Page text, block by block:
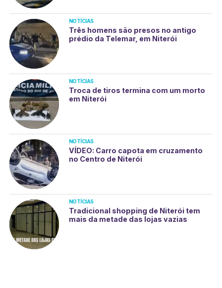
NOTÍCIAS
Três homens são presos no antigo
prédio da Telemar, em Niterói
NOTÍCIAS
Troca de tiros termina com um morto
em Niterói
NOTÍCIAS
VÍDEO: Carro capota em cruzamento
no Centro de Niterói
NOTÍCIAS
Tradicional shopping de Niterói tem
mais da metade das lojas vazias